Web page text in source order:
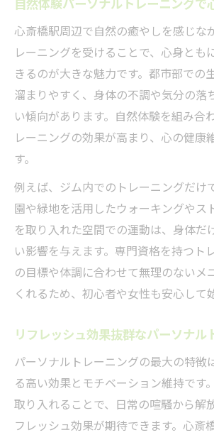
心斎橋駅周辺で自然の癒やしを感じな
レーニングを受けることで、心身とも
きるのが大きな魅力です。都市部での
溜まりやすく、身体の不調や気分の落
い傾向があります。自然体験を組み合
レーニングの効果が高まり、心の健康
す。
例えば、ジム内でのトレーニングだけ
園や緑地を活用したウォーキングやス
を取り入れた空間での運動は、身体だ
い影響を与えます。専門資格を持つト
の目標や体調に合わせて無理のないメ
くれるため、初心者や女性も安心して
リフレッシュ効果抜群なパーソナル
パーソナルトレーニングの最大の特徴
る高い効果とモチベーション維持です
取り入れることで、日常の喧騒から解
フレッシュ効果が期待できます。心斎